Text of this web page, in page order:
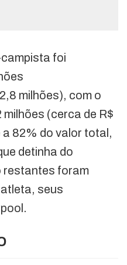
campista foi
milhões), com o
(cerca de R$
82% do valor total,
detinha do
restantes foram
seus